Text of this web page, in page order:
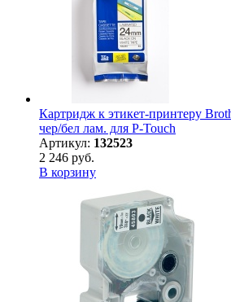
Картридж к этикет-принтеру
чер/бел лам. для P-Touch
Артикул: 132523
2 246 руб.
В корзину